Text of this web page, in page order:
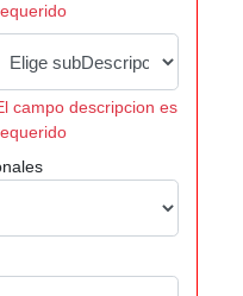
campo descripcion es